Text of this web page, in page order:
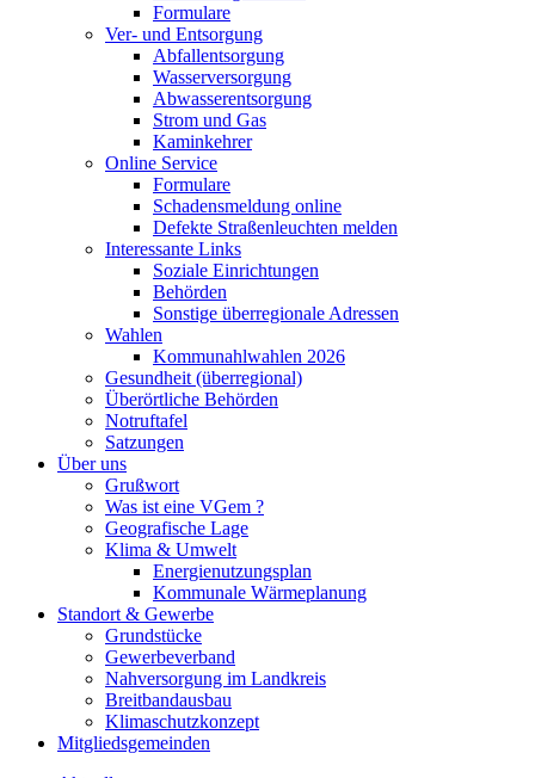
Formulare
Ver- und Entsorgung
Abfallentsorgung
Wasserversorgung
Abwasserentsorgung
Strom und Gas
Kaminkehrer
Online Service
Formulare
Schadensmeldung online
Defekte Straßenleuchten melden
Interessante Links
Soziale Einrichtungen
Behörden
Sonstige überregionale Adressen
Wahlen
Kommunahlwahlen 2026
Gesundheit (überregional)
Überörtliche Behörden
Notruftafel
Satzungen
Über uns
Grußwort
Was ist eine VGem ?
Geografische Lage
Klima & Umwelt
Energienutzungsplan
Kommunale Wärmeplanung
Standort & Gewerbe
Grundstücke
Gewerbeverband
Nahversorgung im Landkreis
Breitbandausbau
Klimaschutzkonzept
Mitgliedsgemeinden